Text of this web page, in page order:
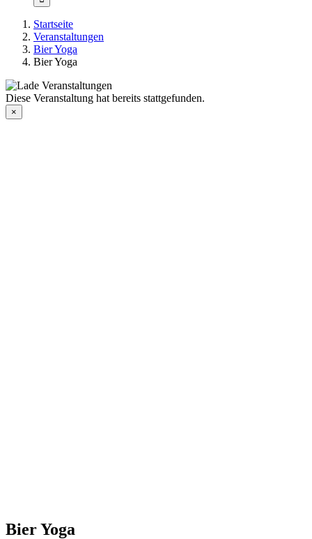
Startseite
Veranstaltungen
Bier Yoga
Bier Yoga
Diese Veranstaltung hat bereits stattgefunden.
×
Bier Yoga